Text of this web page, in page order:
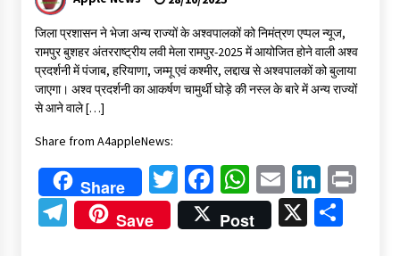
जिला प्रशासन ने भेजा अन्य राज्यों के अश्वपालकों को निमंत्रण एप्पल न्यूज,
रामपुर बुशहर अंतरराष्ट्रीय लवी मेला रामपुर-2025 में आयोजित होने वाली अश्व
प्रदर्शनी में पंजाब, हरियाणा, जम्मू एवं कश्मीर, लद्दाख से अश्वपालकों को बुलाया
जाएगा। अश्व प्रदर्शनी का आकर्षण चामुर्थी घोड़े की नस्ल के बारे में अन्य राज्यों
से आने वाले […]
Share from A4appleNews:
Share Twitter
Facebook
WhatsApp
Email
Telegram
Save Post X